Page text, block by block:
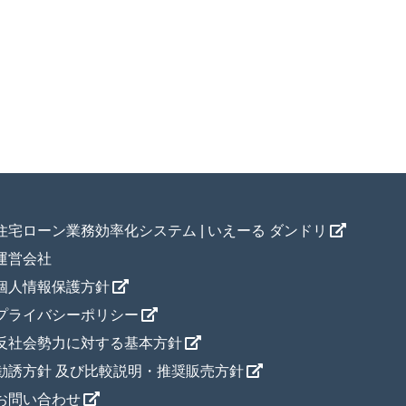
宅ローン業務効率化システム | いえーる ダンドリ
営会社
人情報保護方針
ライバシーポリシー
社会勢力に対する基本方針
誘方針 及び比較説明・推奨販売方針
問い合わせ